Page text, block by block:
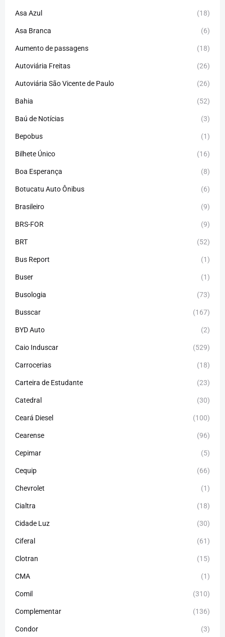
Asa Azul (18)
Asa Branca (6)
Aumento de passagens (18)
Autoviária Freitas (26)
Autoviária São Vicente de Paulo (26)
Bahia (52)
Baú de Notícias (3)
Bepobus (1)
Bilhete Único (16)
Boa Esperança (8)
Botucatu Auto Ônibus (6)
Brasileiro (9)
BRS-FOR (9)
BRT (52)
Bus Report (1)
Buser (1)
Busologia (73)
Busscar (167)
BYD Auto (2)
Caio Induscar (529)
Carrocerias (18)
Carteira de Estudante (23)
Catedral (30)
Ceará Diesel (100)
Cearense (96)
Cepimar (5)
Cequip (66)
Chevrolet (1)
Cialtra (18)
Cidade Luz (30)
Ciferal (61)
Clotran (15)
CMA (1)
Comil (310)
Complementar (136)
Condor (3)